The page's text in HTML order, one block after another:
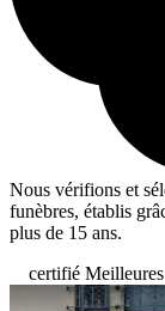
Nous vérifions et
funèbres, établis
plus de 15 ans.
certifié